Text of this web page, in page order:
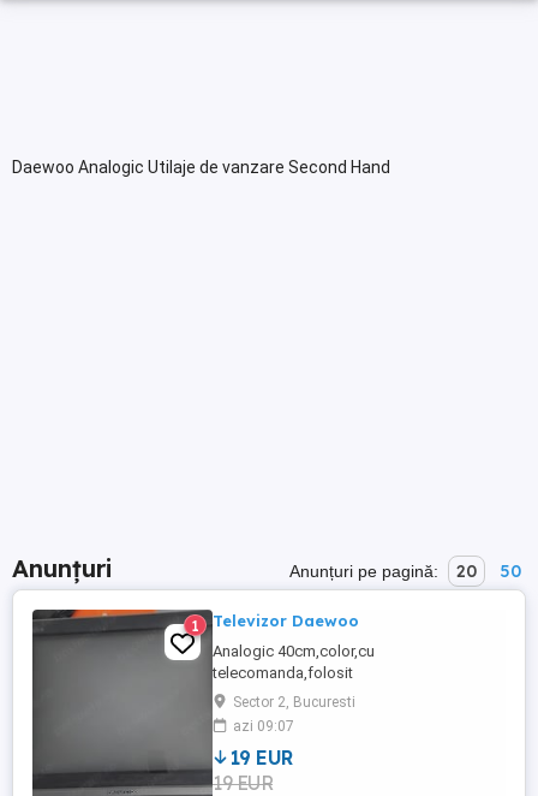
Daewoo Analogic Utilaje de vanzare Second Hand
Anunțuri Anunțuri pe pagină: 20 50
1 Televizor Daewoo
Analogic 40cm,color,cu
telecomanda,folosit
Sector 2, Bucuresti
azi 09:07
19 EUR
19 EUR